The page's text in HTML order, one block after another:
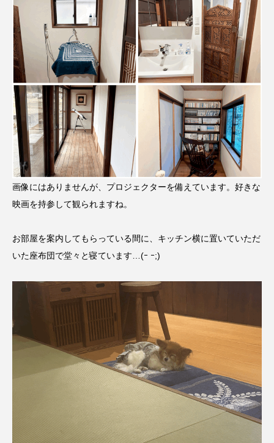
画像にはありませんが、プロジェクターを備えています。好きな
映画を持参して観られますね。
お部屋を案内してもらっている間に、キッチン横に置いていただ
いた座布団で堂々と寝ています…(ｰ ｰ;)